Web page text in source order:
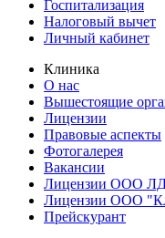
Госпитализация
Налоговый вычет
Личный кабинет
Клиника
О нас
Вышестоящие
Лицензии
Правовые аспекты
Фотогалерея
Вакансии
Лицензии ООО
Лицензии ООО
Прейскурант